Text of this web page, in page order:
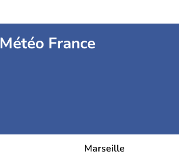
Météo France
Marseille